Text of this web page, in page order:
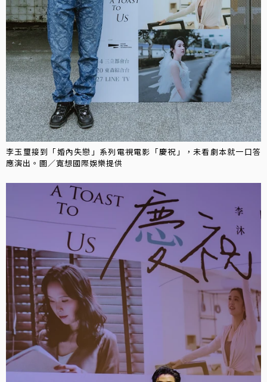
李玉璽接到「婚內失戀」系列電視電影「慶祝」，未看劇本就一口答
應演出。圖／寬想國際娛樂提供